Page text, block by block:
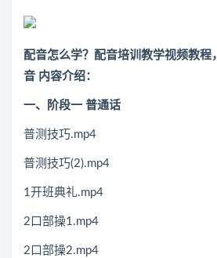
配音怎么学？配音培训教学视频教程
音 内容介绍：
一、阶段一 普通话
普测技巧.mp4
普测技巧(2).mp4
1开班典礼.mp4
2口部操1.mp4
2口部操2.mp4